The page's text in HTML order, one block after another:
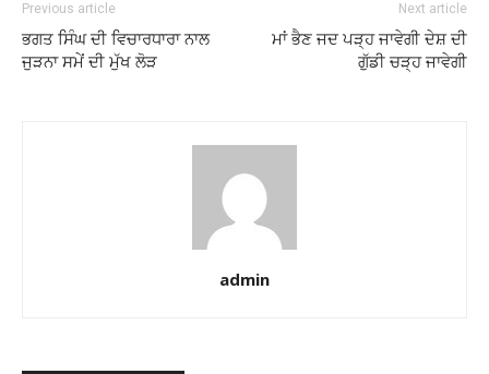
Previous article
ਭਗਤ ਸਿੰਘ ਦੀ ਵਿਚਾਰਧਾਰਾ ਨਾਲ
ਜੁੜਨਾ ਸਮੇਂ ਦੀ ਮੁੱਖ ਲੋੜ
Next article
ਮਾਂ ਭੈਣ ਜਦ ਪੜ੍ਹ ਜਾਵੇਗੀ ਦੇਸ਼ ਦੀ
ਗੁੱਡੀ ਚੜ੍ਹ ਜਾਵੇਗੀ
admin